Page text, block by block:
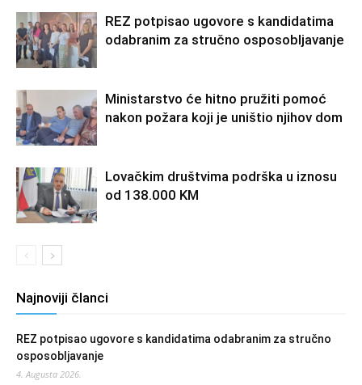
REZ potpisao ugovore s kandidatima
odabranim za stručno osposobljavanje
Ministarstvo će hitno pružiti pomoć
nakon požara koji je uništio njihov dom
Lovačkim društvima podrška u iznosu
od 138.000 KM
Najnoviji članci
REZ potpisao ugovore s kandidatima odabranim za stručno
osposobljavanje
4. Augusta 2026.